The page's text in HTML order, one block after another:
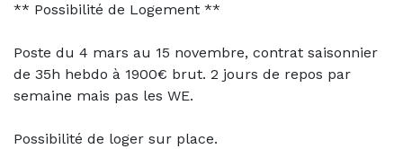
** Possibilité de Logement **
Poste du 4 mars au 15 novembre, contrat saisonnier
de 35h hebdo à 1900€ brut. 2 jours de repos par
semaine mais pas les WE.
Possibilité de loger sur place.